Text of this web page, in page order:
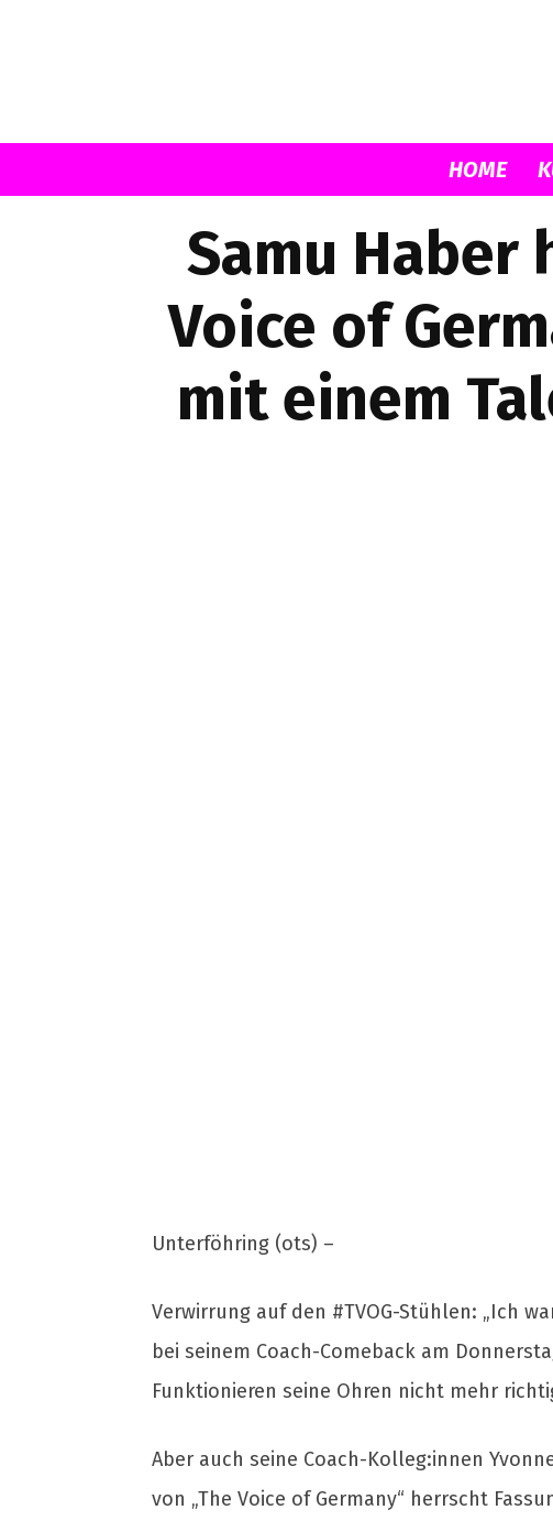
HOME
Samu Haber
Voice of
mit einem
Unterföhring (ots) –
Verwirrung auf den #TVOG-Stühlen: „Ich
bei seinem Coach-Comeback am
Funktionieren seine Ohren nicht mehr
Aber auch seine Coach-Kolleg:innen
von „The Voice of Germany“ herrscht